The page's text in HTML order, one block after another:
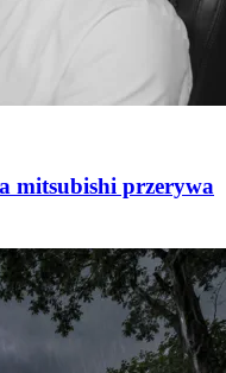
mitsubishi przerywa